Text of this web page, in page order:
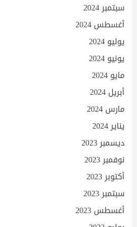
سبتمبر 2024
أغسطس 2024
يوليو 2024
يونيو 2024
مايو 2024
أبريل 2024
مارس 2024
يناير 2024
ديسمبر 2023
نوفمبر 2023
أكتوبر 2023
سبتمبر 2023
أغسطس 2023